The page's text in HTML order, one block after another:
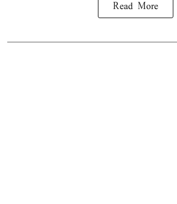
Read More